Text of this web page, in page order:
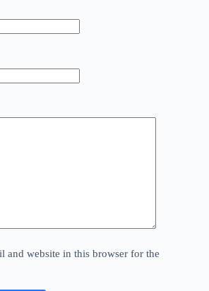
and website in this browser for the